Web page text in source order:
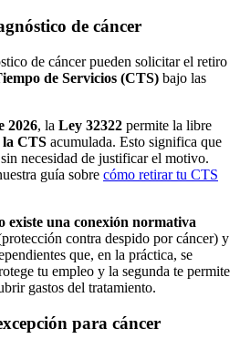
de cáncer
de cáncer pueden solicitar el retiro
de Servicios (CTS) bajo las
2026, la Ley 32322 permite la libre
la CTS acumulada. Esto significa que
necesidad de justificar el motivo.
guía sobre cómo retirar tu CTS
existe una conexión normativa
contra despido por cáncer) y
que, en la práctica, se
tu empleo y la segunda te permite
gastos del tratamiento.
para cáncer